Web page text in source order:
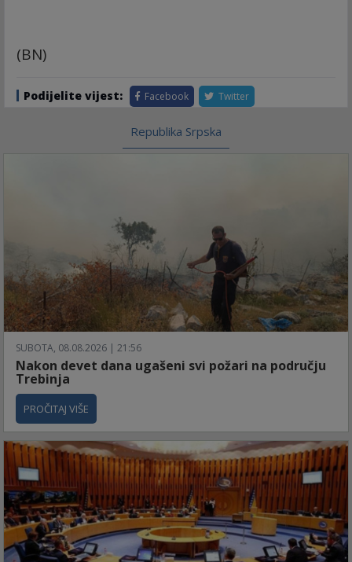
(BN)
Podijelite vijest: Facebook Twitter
Republika Srpska
SUBOTA, 08.08.2026 | 21:56
Nakon devet dana ugašeni svi požari na području
Trebinja
PROČITAJ VIŠE